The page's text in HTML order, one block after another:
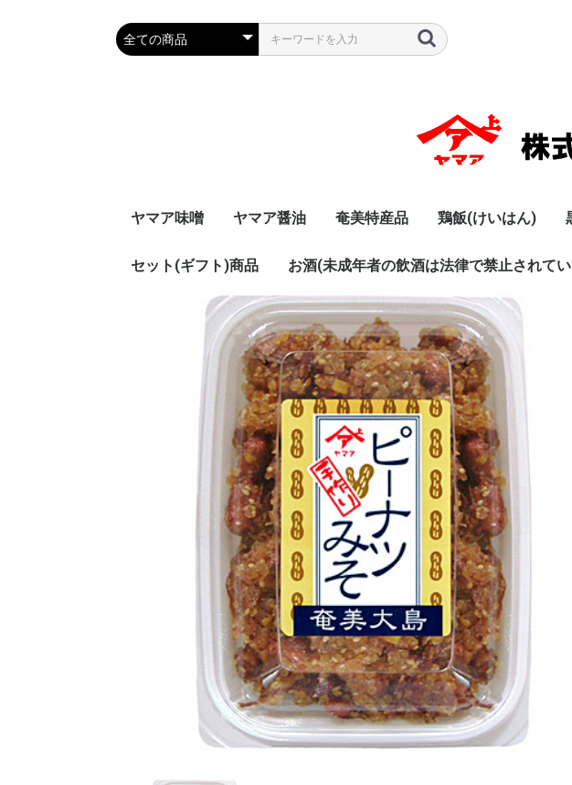
ヤマア味噌 ヤマア醤油 奄美特産品
茶うけみそ・つくだに
スープセット・味噌汁
鶏飯(けいはん)
セット(ギフト)商品 お酒(未成年者の飲酒は法律で禁止されて